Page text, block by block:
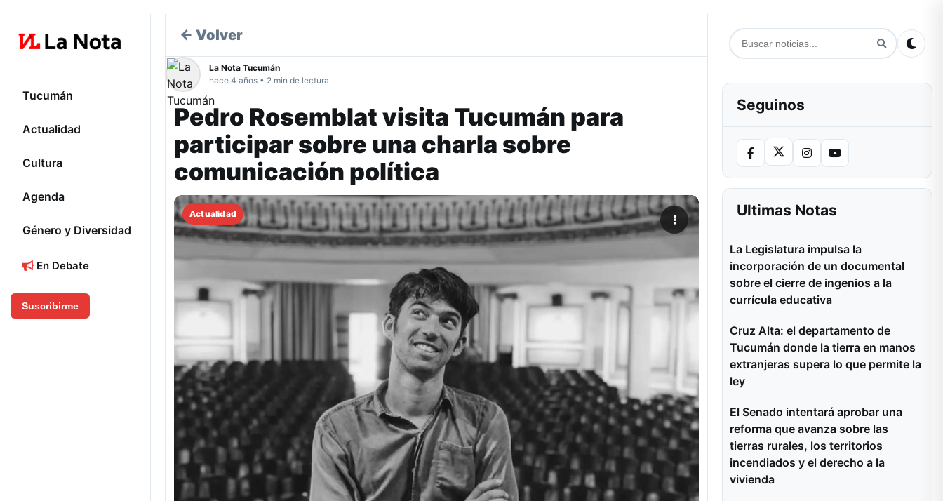
Tucumán
Actualidad
Cultura
Agenda
Género y Diversidad
En Debate
Suscribirme
← Volver
La Nota Tucumán
hace 4 años • 2 min de lectura
Pedro Rosemblat visita Tucumán para
participar sobre una charla sobre
comunicación política
Actualidad
Seguinos
Ultimas Notas
La Legislatura impulsa la
incorporación de un documental
sobre el cierre de ingenios a la
currícula educativa
Cruz Alta: el departamento de
Tucumán donde la tierra en manos
extranjeras supera lo que permite la
ley
El Senado intentará aprobar una
reforma que avanza sobre las
tierras rurales, los territorios
incendiados y el derecho a la
vivienda